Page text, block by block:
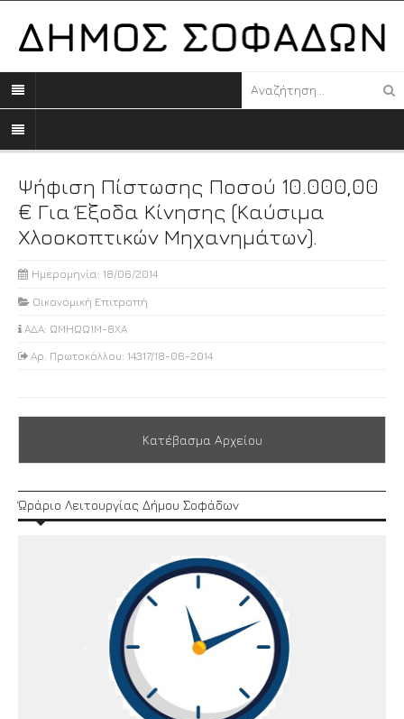
Ψήφιση Πίστωσης Ποσού 10.000,00
€ Για Έξοδα Κίνησης (καύσιμα
Χλοοκοπτικών Μηχανημάτων).
Ημερομηνία: 18/06/2014
Οικονομική Επιτροπή
ΑΔΑ: ΩΜΗΩΩ1Μ-8ΧΑ
Αρ. Πρωτοκόλλου: 14317/18-06-2014
Κατέβασμα Αρχείου
Ώράριο Λειτουργίας Δήμου Σοφάδων